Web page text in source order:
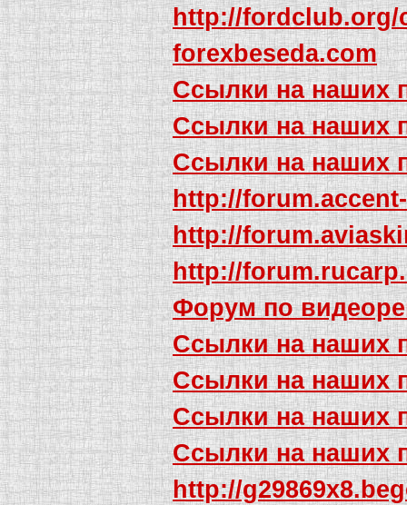
http://fordclub.org/
forexbeseda.com
Ссылки на наших
Ссылки на наших
Ссылки на наших
http://
http://
http://
Форум по
Ссылки на наших
Ссылки на наших
Ссылки на наших
Ссылки на наших
http://